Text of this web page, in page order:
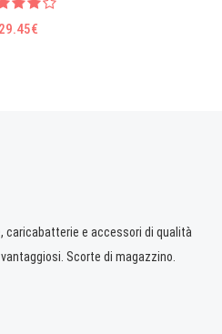
29.45€
caricabatterie e accessori di qualità
Scorte di magazzino.